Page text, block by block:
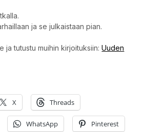
ja se julkaistaan pian.
ja tutustu muihin kirjoituksiin:Uuden
X Threads
WhatsApp Pinterest